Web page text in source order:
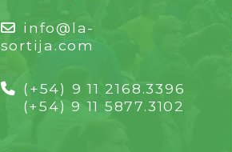
info@la-
sortija.com
(+54) 9 11 2168.3396
(+54) 9 11 5877.3102